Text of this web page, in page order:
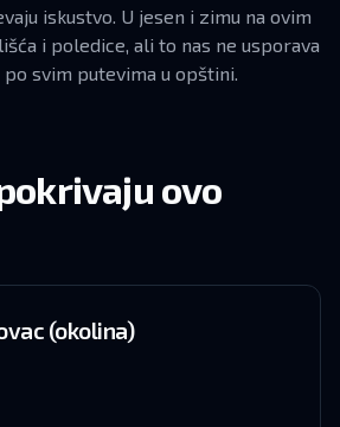
iskustvo. U jesen i zimu na ovim
i poledice, ali to nas ne usporava
svim putevima u opštini.
ovo
(okolina)